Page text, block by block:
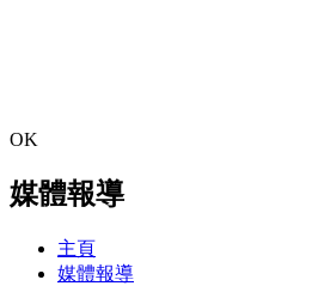
OK
媒體報導
主頁
媒體報導